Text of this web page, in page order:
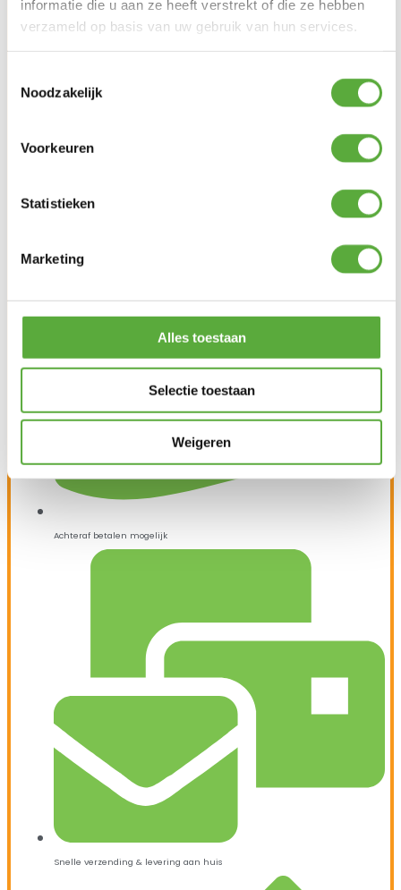
informatie die u aan ze heeft verstrekt of die ze hebben
verzameld op basis van uw gebruik van hun services.
Noodzakelijk
Voorkeuren
Statistieken
Marketing
Alles toestaan
Selectie toestaan
Weigeren
Achteraf betalen mogelijk
Snelle verzending & levering aan huis